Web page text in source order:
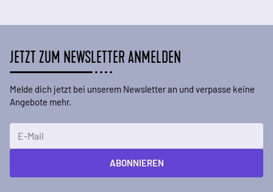
JETZT ZUM NEWSLETTER ANMELDEN
Melde dich jetzt bei unserem Newsletter an und verpasse keine
Angebote mehr.
ABONNIEREN